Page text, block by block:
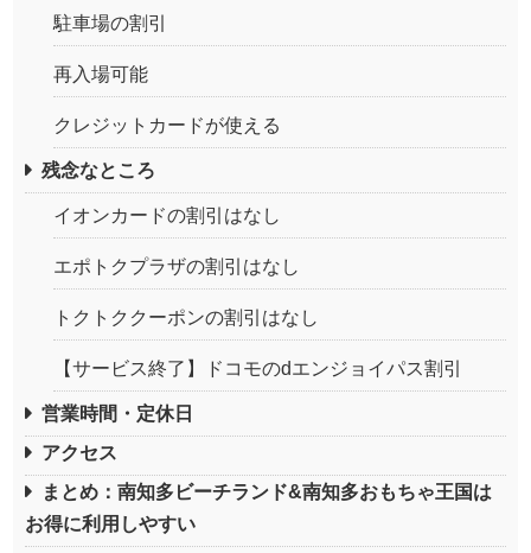
駐車場の割引
再入場可能
クレジットカードが使える
残念なところ
イオンカードの割引はなし
エポトクプラザの割引はなし
トクトククーポンの割引はなし
【サービス終了】ドコモのdエンジョイパス割引
営業時間・定休日
アクセス
まとめ：南知多ビーチランド&南知多おもちゃ王国は
お得に利用しやすい